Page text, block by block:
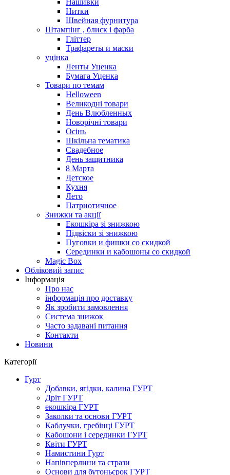
Нашивки
Нитки
Швейная фурнитура
Штампінг , блиск і фарба
Гліттер
Трафареты и маски
уцінка
Ленты Уценка
Бумага Уценка
Товари по темам
Helloween
Великодні товари
День Влюбленных
Новорічні товари
Осінь
Шкільна тематика
Свадебное
День защитника
8 Марта
Детское
Кухня
Лето
Патриотичное
Знижки та акції
Екошкіра зі знижкою
Підвіски зі знижкою
Пуговки и фишки со скидкой
Серединки и кабошоны со скидкой
Magic Box
Обліковий запис
Інформація
Про нас
інформація про доставку
Як зробити замовлення
Система знижок
Часто задавані питання
Контакти
Новини
Категорії
Гурт
Добавки, ягідки, калина ГУРТ
Дріт ГУРТ
екошкіра ГУРТ
Заколки та основи ГУРТ
Каблучки, гребінці ГУРТ
Кабошони і серединки ГУРТ
Квіти ГУРТ
Намистини Гурт
Напівперлини та стрази
Основи для бутоньєрок ГУРТ